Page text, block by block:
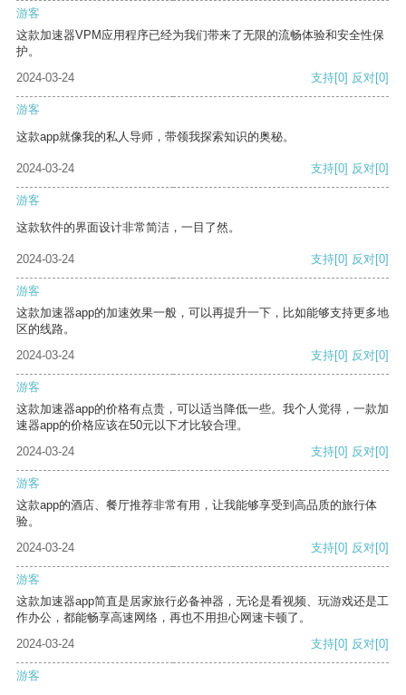
游客
这款加速器VPM应用程序已经为我们带来了无限的流畅体验和安全性保
护。
2024-03-24
支持[0] 反对[0]
游客
这款app就像我的私人导师，带领我探索知识的奥秘。
2024-03-24 支持[0] 反对[0]
游客
这款软件的界面设计非常简洁，一目了然。
2024-03-24 支持[0] 反对[0]
游客
这款加速器app的加速效果一般，可以再提升一下，比如能够支持更多地
区的线路。
2024-03-24
支持[0] 反对[0]
游客
这款加速器app的价格有点贵，可以适当降低一些。我个人觉得，一款加
速器app的价格应该在50元以下才比较合理。
2024-03-24
支持[0] 反对[0]
游客
这款app的酒店、餐厅推荐非常有用，让我能够享受到高品质的旅行体
验。
2024-03-24
支持[0] 反对[0]
游客
这款加速器app简直是居家旅行必备神器，无论是看视频、玩游戏还是工
作办公，都能畅享高速网络，再也不用担心网速卡顿了。
2024-03-24
支持[0] 反对[0]
游客